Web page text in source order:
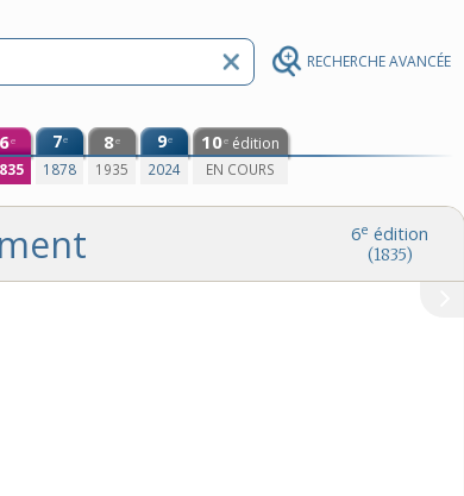
RECHERCHE AVANCÉE
6e 7e
1878
8e
1935
9e
2024
10e édition
EN COURS
6e édition
(1835)